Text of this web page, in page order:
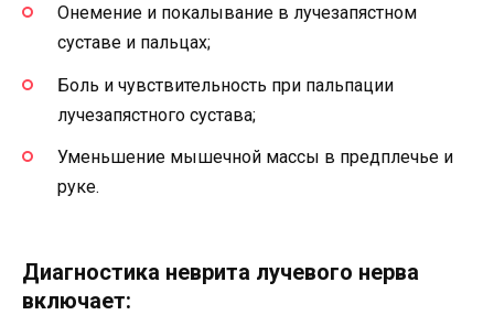
Онемение и покалывание в лучезапястном
суставе и пальцах;
Боль и чувствительность при пальпации
лучезапястного сустава;
Уменьшение мышечной массы в предплечье и
руке.
Диагностика неврита лучевого нерва
включает: